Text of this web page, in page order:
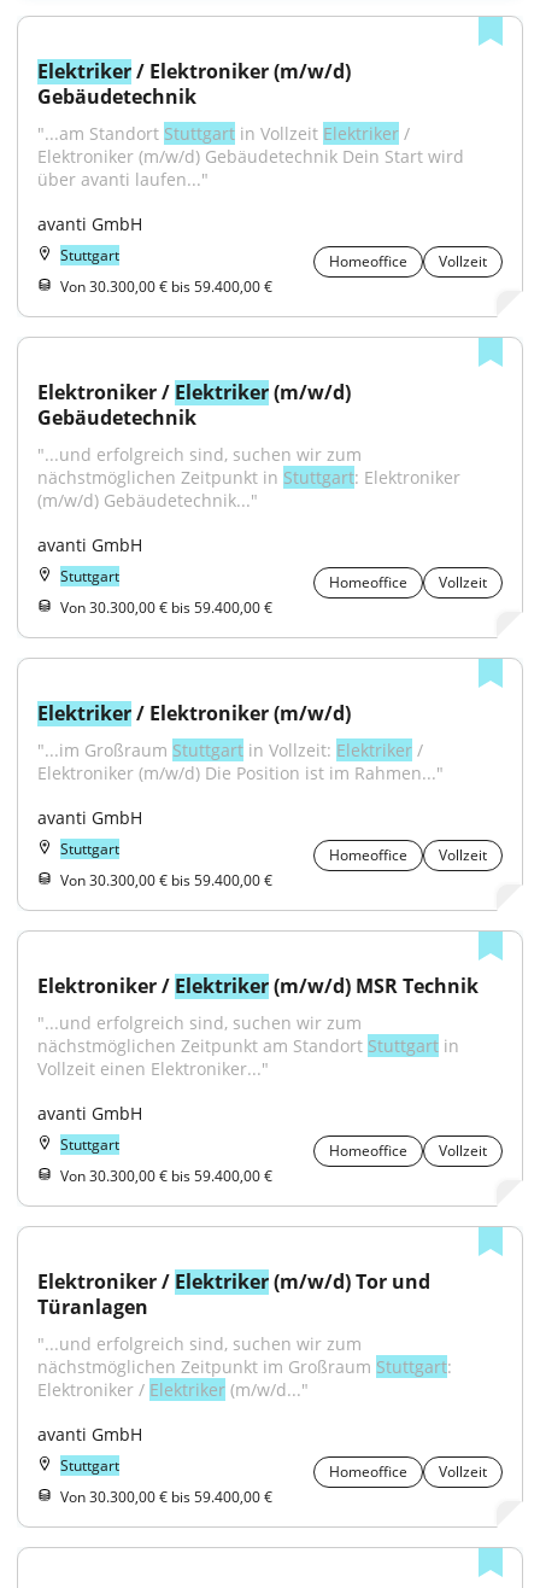
Elektriker / Elektroniker (m/w/d)
Gebäudetechnik
"...am Standort Stuttgart in Vollzeit Elektriker /
Elektroniker (m/w/d) Gebäudetechnik Dein Start wird
über avanti laufen..."
avanti GmbH
Stuttgart Homeoffice
Vollzeit
Von 30.300,00 € bis 59.400,00 €
Elektroniker / Elektriker (m/w/d)
Gebäudetechnik
"...und erfolgreich sind, suchen wir zum
nächstmöglichen Zeitpunkt in Stuttgart: Elektroniker
(m/w/d) Gebäudetechnik..."
avanti GmbH
Stuttgart Homeoffice
Vollzeit
Von 30.300,00 € bis 59.400,00 €
Elektriker / Elektroniker (m/w/d)
"...im Großraum Stuttgart in Vollzeit: Elektriker /
Elektroniker (m/w/d) Die Position ist im Rahmen..."
avanti GmbH
Stuttgart Homeoffice
Vollzeit
Von 30.300,00 € bis 59.400,00 €
Elektroniker / Elektriker (m/w/d) MSR Technik
"...und erfolgreich sind, suchen wir zum
nächstmöglichen Zeitpunkt am Standort Stuttgart in
Vollzeit einen Elektroniker..."
avanti GmbH
Stuttgart Homeoffice
Vollzeit
Von 30.300,00 € bis 59.400,00 €
Elektroniker / Elektriker (m/w/d) Tor und
Türanlagen
"...und erfolgreich sind, suchen wir zum
nächstmöglichen Zeitpunkt im Großraum Stuttgart:
Elektroniker / Elektriker (m/w/d..."
avanti GmbH
Stuttgart Homeoffice
Vollzeit
Von 30.300,00 € bis 59.400,00 €